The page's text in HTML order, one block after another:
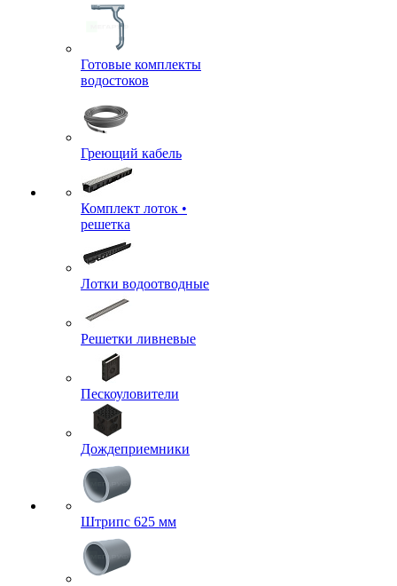
Готовые комплекты
водостоков
Греющий кабель
Комплект лоток •
решетка
Лотки водоотводные
Решетки ливневые
Пескоуловители
Дождеприемники
Штрипс 625 мм